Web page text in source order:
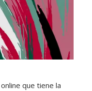
que tiene la